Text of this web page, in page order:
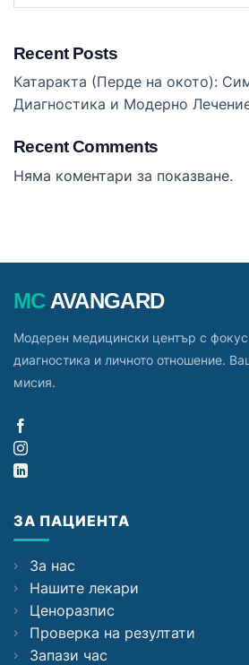
Recent Posts
Катаракта (Перде на окото):
Диагностика и Модерно
Recent Comments
Няма коментари за показване.
MCAVANGARD
Модерен медицински център с
диагностика и личното отношение.
мисия.
ЗА ПАЦИЕНТА
За нас
Нашите лекари
Ценоразпис
Проверка на резултати
Запази час